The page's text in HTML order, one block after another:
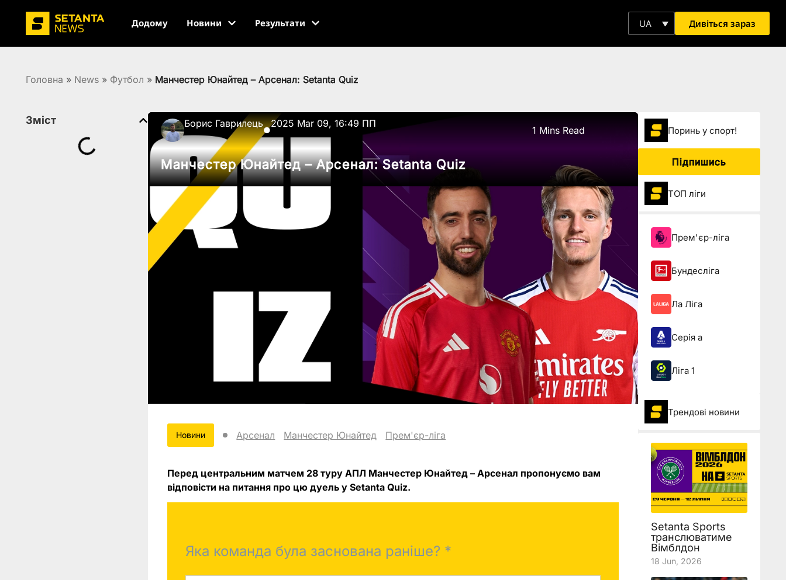
Додому Новини Результати UA Дивіться зараз
Головна » News » Футбол » Манчестер Юнайтед – Арсенал: Setanta Quiz
Зміст Борис Гаврилець
●
2025 Mar 09, 16:49 ПП
1 Mins Read
Манчестер Юнайтед – Арсенал: Setanta Quiz
Новини Арсенал Манчестер Юнайтед Прем'єр-ліга
Перед центральним матчем 28 туру АПЛ Манчестер Юнайтед – Арсенал пропонуємо вам
відповісти на питання про цю дуель у Setanta Quiz.
Юнайтед -
Яка команда була заснована раніше? *
Поринь у спорт!
Підпишись
ТОП ліги
Прем'єр-ліга
Бундесліга
Ла Ліга
Серія а
Ліга 1
Трендові новини
Setanta Sports
транслюватиме
Вімблдон
18 Jun, 2026